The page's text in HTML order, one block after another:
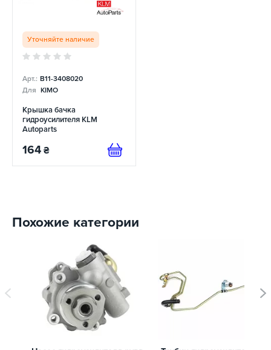
Уточняйте наличие
Арт.: B11-3408020
Для KIMO
Крышка бачка
гидроусилителя KLM
Autoparts
164 ₴
Похожие категории